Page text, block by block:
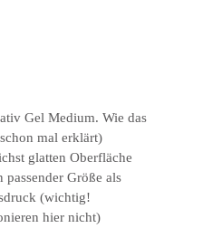
Gel Medium. Wie das
schon mal erklärt)
glatten Oberfläche
Größe als
(wichtig!
hier nicht)